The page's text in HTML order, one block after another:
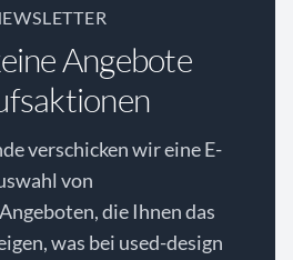
Angebote
verschicken wir eine E-
von
die Ihnen das
was bei used-design